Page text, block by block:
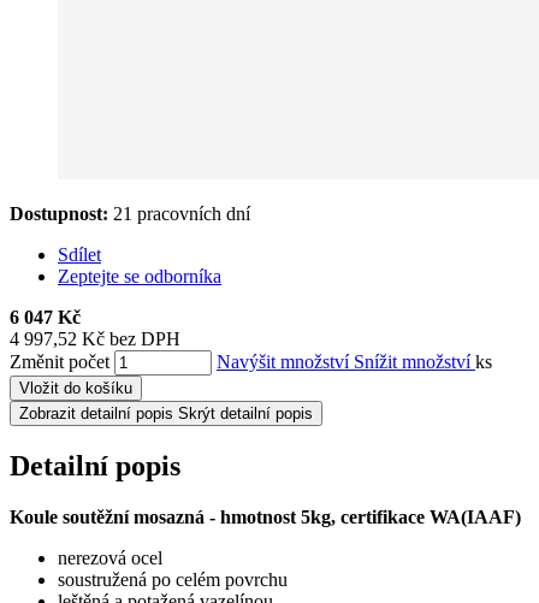
Dostupnost: 21 pracovních dní
Sdílet
Zeptejte se odborníka
6 047 Kč
4 997,52 Kč bez DPH
Změnit počet
Navýšit množství Snížit množstvíks
Vložit do košíku
Zobrazit detailní popis Skrýt detailní popis
Detailní popis
Koule soutěžní mosazná - hmotnost 5kg, certifikace WA(IAAF)
nerezová ocel
soustružená po celém povrchu